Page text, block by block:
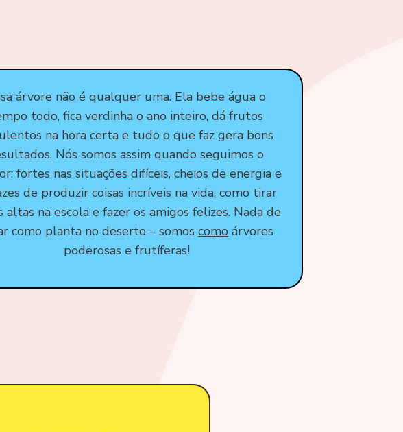
árvore não é qualquer uma. Ela bebe água o
todo, fica verdinha o ano inteiro, dá frutos
na hora certa e tudo o que faz gera bons
Nós somos assim quando seguimos o
fortes nas situações difíceis, cheios de energia e
de produzir coisas incríveis na vida, como tirar
altas na escola e fazer os amigos felizes. Nada de
como planta no deserto – somoscomo árvores
poderosas e frutíferas!